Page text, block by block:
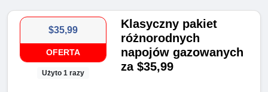
$35,99
OFERTA
Użyto 1 razy
Klasyczny pakiet
różnorodnych
napojów gazowanych
za $35,99